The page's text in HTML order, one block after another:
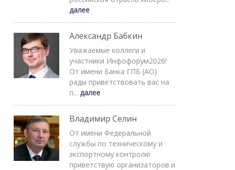
далее
Александр Бабкин
Уважаемые коллеги и
участники Инфофорум2026!
От имени Банка ГПБ (АО)
рады приветствовать вас на
п... далее
Владимир Селин
От имени Федеральной
службы по техническому и
экспортному контролю
приветствую организаторов и